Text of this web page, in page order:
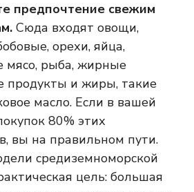
предпочтение свежим
Сюда входят овощи,
орехи, яйца,
мясо, рыба, жирные
продукты и жиры, такие
масло. Если в вашей
80% этих
вы на правильном пути.
средиземноморской
цель: большая